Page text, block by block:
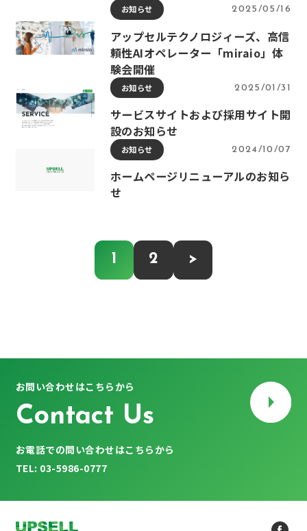
お知らせ 2025/05/16
アップセルテクノロジィーズ、高信
頼性AIオペレーター「miraio」体
験会開催
お知らせ 2025/01/31
サービスサイトおよび採用サイト開
設のお知らせ
お知らせ 2024/10/07
ホームページリニューアルのお知ら
せ
1 2 >
お問い合わせはこちらから
Contact Us
お電話での問い合わせはこちらから
TEL: 03-5986-0777